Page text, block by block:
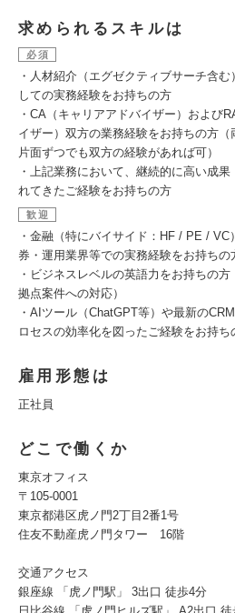
求められるスキルは
必須
・人材紹介（エグゼクティブサーチ含
しての実務経験をお持ちの方
・CA（キャリアアドバイザー）および
イザー）双方の業務経験をお持ちの方
片面ずつでも双方の経験があれば可）
・上記業務において、継続的に高い成
れてきたご経験をお持ちの方
歓迎
・金融（特にバイサイド：HF / PE /
券・運用業界等での実務経験をお持ちの
・ビジネスレベルの英語力をお持ちの
拠点案件への対応）
・AIツール（ChatGPT等）や最新の
ロセスの効率化を図ったご経験をお持ち
雇用形態は
正社員
どこで働くか
東京オフィス
〒105-0001
東京都港区虎ノ門2丁目2番1号
住友不動産虎ノ門タワー 16階
交通アクセス
銀座線 「虎ノ門駅」 3出口 徒歩4分